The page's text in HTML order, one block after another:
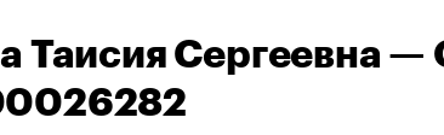
Таисия Сергеевна